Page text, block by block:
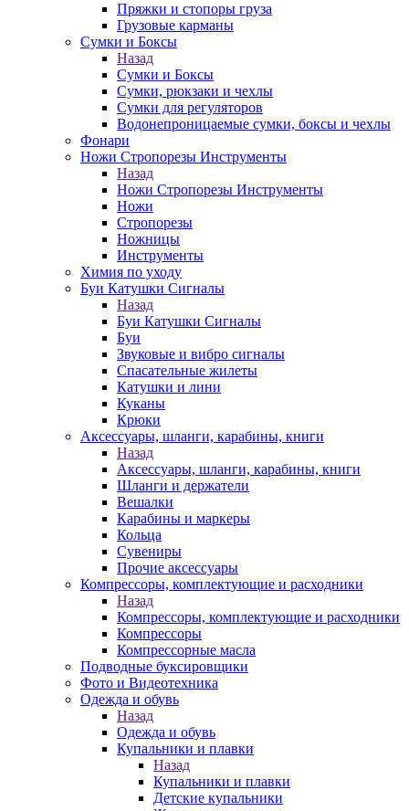
Пряжки и стопоры груза
Грузовые карманы
Сумки и Боксы
Назад
Сумки и Боксы
Сумки, рюкзаки и чехлы
Сумки для регуляторов
Водонепроницаемые сумки, боксы и чехлы
Фонари
Ножи Стропорезы Инструменты
Назад
Ножи Стропорезы Инструменты
Ножи
Стропорезы
Ножницы
Инструменты
Химия по уходу
Буи Катушки Сигналы
Назад
Буи Катушки Сигналы
Буи
Звуковые и вибро сигналы
Спасательные жилеты
Катушки и лини
Куканы
Крюки
Аксессуары, шланги, карабины, книги
Назад
Аксессуары, шланги, карабины, книги
Шланги и держатели
Вешалки
Карабины и маркеры
Кольца
Сувениры
Прочие аксессуары
Компрессоры, комплектующие и расходники
Назад
Компрессоры, комплектующие и расходники
Компрессоры
Компрессорные масла
Подводные буксировщики
Фото и Видеотехника
Одежда и обувь
Назад
Одежда и обувь
Купальники и плавки
Назад
Купальники и плавки
Детские купальники